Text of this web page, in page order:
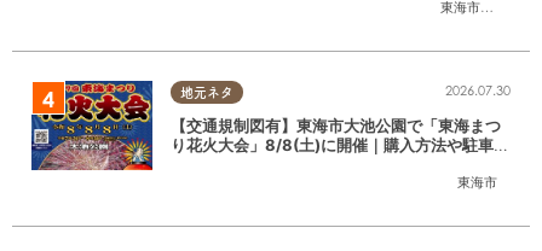
東海市大府市
地元ネタ
東海市
2026.07.30
【交通規制図有】東海市大池公園で「東海まつ
り花火大会」8/8(土)に開催｜購入方法や駐車場